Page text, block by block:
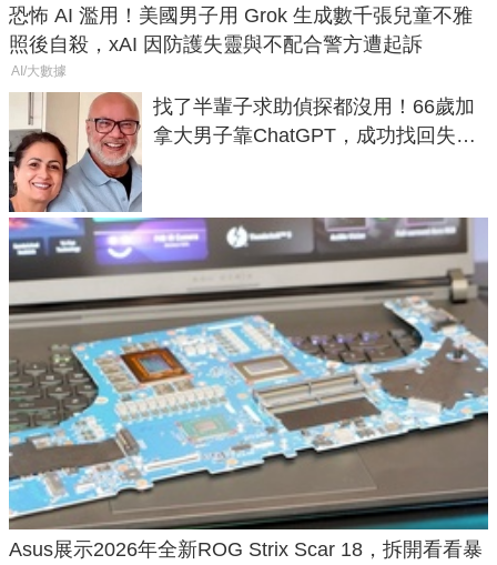
恐怖 AI 濫用！美國男子用 Grok 生成數千張兒童不雅
照後自殺，xAI 因防護失靈與不配合警方遭起訴
AI/大數據
找了半輩子求助偵探都沒用！66歲加
拿大男子靠ChatGPT，成功找回失散
Asus展示2026年全新ROG Strix Scar 18，拆開看看暴